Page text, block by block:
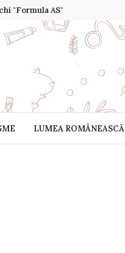
"Formula AS"
LUMEA ROMÂNEASCĂ